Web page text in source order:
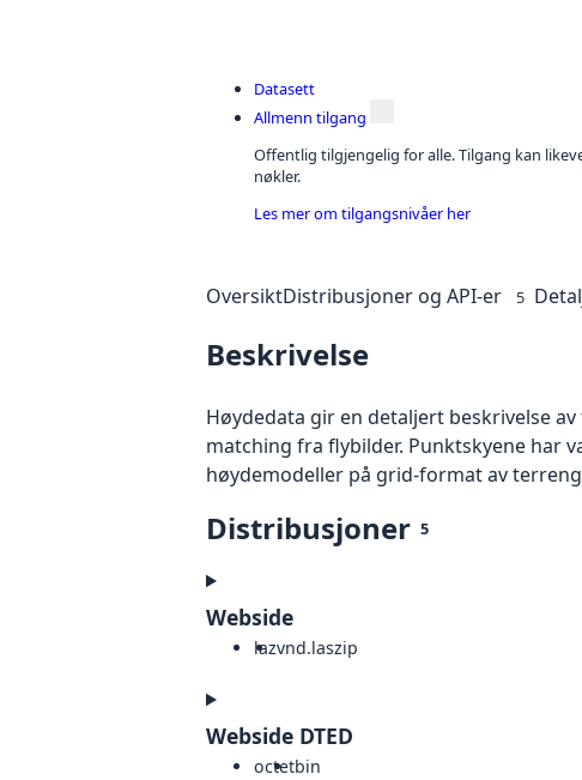
Datasett
Allmenn tilgang
Offentlig tilgjengelig for alle. Tilgang kan
nøkler.
Les mer om tilgangsnivåer her
OversiktDistribusjoner og API-er 5
Beskrivelse
Høydedata gir en detaljert beskrivelse
matching fra flybilder. Punktskyene har
høydemodeller på grid-format av
Distribusjoner 5
Webside
lazvnd.laszip
Webside DTED
octetbin